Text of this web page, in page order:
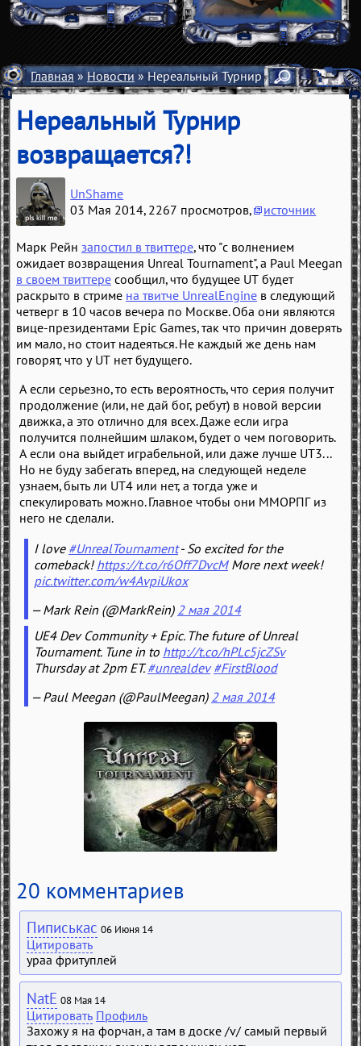
Главная»Новости» Нереальный Турнир возвращается?!
Нереальный Турнир
возвращается?!
UnShame
03 Мая 2014, 2267 просмотров, источник
Марк Рейн запостил в твиттере, что "с волнением
ожидает возвращения Unreal Tournament", а Paul Meegan
в своем твиттере сообщил, что будущее UT будет
раскрыто в стриме на твитче UnrealEngine в следующий
четверг в 10 часов вечера по Москве. Оба они являются
вице-президентами Epic Games, так что причин доверять
им мало, но стоит надеяться. Не каждый же день нам
говорят, что у UT нет будущего.
А если серьезно, то есть вероятность, что серия получит
продолжение (или, не дай бог, ребут) в новой версии
движка, а это отлично для всех. Даже если игра
получится полнейшим шлаком, будет о чем поговорить.
А если она выйдет играбельной, или даже лучше UT3...
Но не буду забегать вперед, на следующей неделе
узнаем, быть ли UT4 или нет, а тогда уже и
спекулировать можно. Главное чтобы они ММОРПГ из
него не сделали.
I love #UnrealTournament- So excited for the
comeback! https://t.co/r6Off7DvcMMore next week!
pic.twitter.com/w4AvpiUkox
— Mark Rein (@MarkRein) 2 мая 2014
UE4 Dev Community + Epic. The future of Unreal
Tournament. Tune in to http://t.co/hPLc5jcZSv
Thursday at 2pm ET.#unrealdev #FirstBlood
— Paul Meegan (@PaulMeegan) 2 мая 2014
20 комментариев
Пиписькас 06 Июня 14
Цитировать
ураа фритуплей
NatE 08 Мая 14
Цитировать Профиль
Захожу я на форчан, а там в доске /v/ самый первый